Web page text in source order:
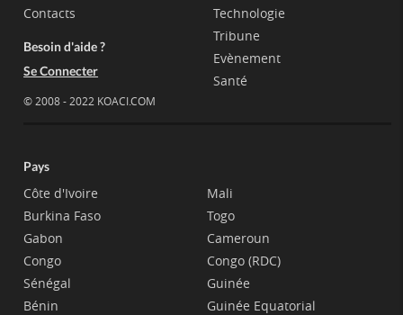
Contacts
Besoin d'aide ?
Se Connecter
© 2008 - 2022 KOACI.COM
Technologie
Tribune
Evènement
Santé
Pays
Côte d'Ivoire
Burkina Faso
Gabon
Congo
Sénégal
Bénin
Mali
Togo
Cameroun
Congo (RDC)
Guinée
Guinée Equatorial